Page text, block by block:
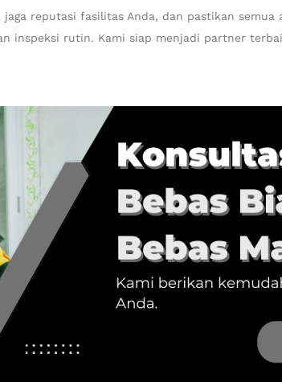
reputasi fasilitas Anda, dan pastikan semua
inspeksi rutin. Kami siap menjadi partner